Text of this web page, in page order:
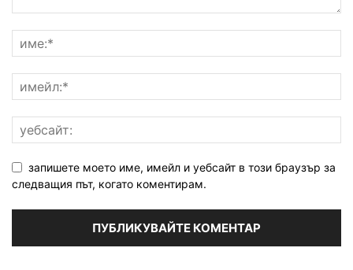
запишете моето име, имейл и уебсайт в този браузър за
следващия път, когато коментирам.